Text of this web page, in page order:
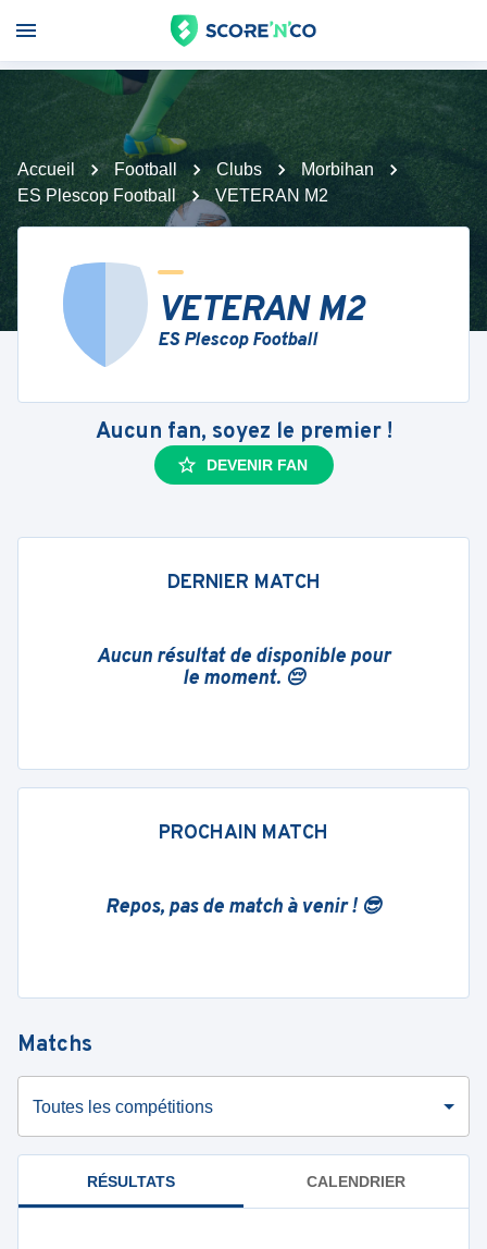
Accueil Football Clubs
Morbihan
ES Plescop Football
VETERAN M2
VETERAN M2
ES Plescop Football
Aucun fan, soyez le premier !
DEVENIR FAN
DERNIER MATCH
Aucun résultat de disponible pour
le moment. 😔
PROCHAIN MATCH
Repos, pas de match à venir ! 😎
Matchs
Toutes les compétitions
RÉSULTATS CALENDRIER